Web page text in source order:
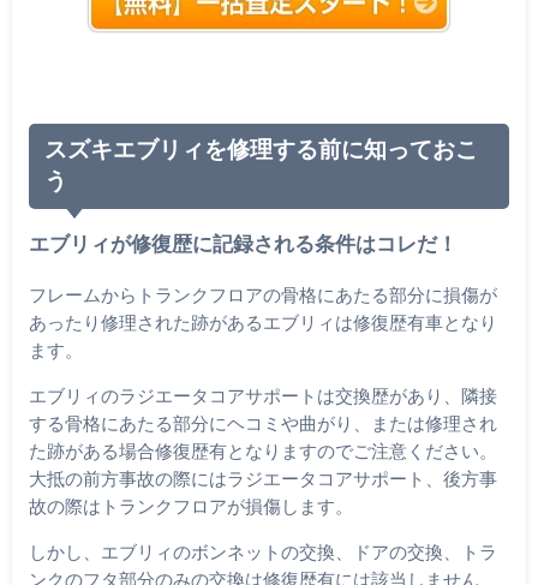
スズキエブリィを修理する前に知っておこ
う
エブリィが修復歴に記録される条件はコレだ！
フレームからトランクフロアの骨格にあたる部分に損傷が
あったり修理された跡があるエブリィは修復歴有車となり
ます。
エブリィのラジエータコアサポートは交換歴があり、隣接
する骨格にあたる部分にヘコミや曲がり、または修理され
た跡がある場合修復歴有となりますのでご注意ください。
大抵の前方事故の際にはラジエータコアサポート、後方事
故の際はトランクフロアが損傷します。
しかし、エブリィのボンネットの交換、ドアの交換、トラ
ンクのフタ部分のみの交換は修復歴有には該当しません